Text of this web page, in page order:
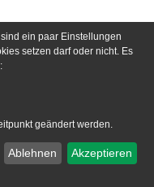
ein paar Einstellungen
setzen darf oder nicht. Es
geändert werden.
Ablehnen Akzeptieren